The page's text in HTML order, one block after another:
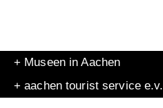
+ Museen in Aachen
+ aachen tourist service e.v.